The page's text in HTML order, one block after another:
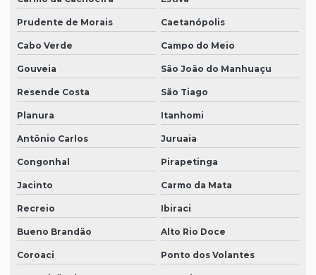
Prudente de Morais Caetanópolis
Cabo Verde Campo do Meio
Gouveia São João do Manhuaçu
Resende Costa São Tiago
Planura Itanhomi
Antônio Carlos Juruaia
Congonhal Pirapetinga
Jacinto Carmo da Mata
Recreio Ibiraci
Bueno Brandão Alto Rio Doce
Coroaci Ponto dos Volantes